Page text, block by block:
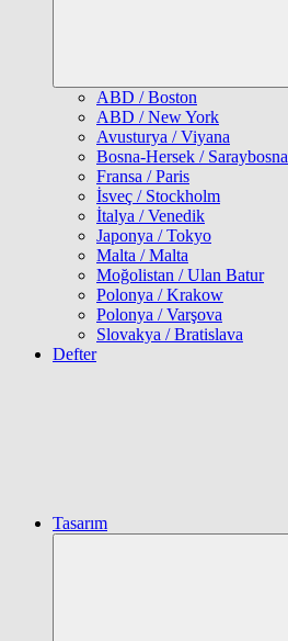
ABD / Boston
ABD / New York
Avusturya / Viyana
Bosna-Hersek / Saraybosna
Fransa / Paris
İsveç / Stockholm
İtalya / Venedik
Japonya / Tokyo
Malta / Malta
Moğolistan / Ulan Batur
Polonya / Krakow
Polonya / Varşova
Slovakya / Bratislava
Defter
Tasarım